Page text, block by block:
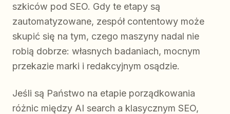
szkiców pod SEO. Gdy te etapy są
zautomatyzowane, zespół contentowy może
skupić się na tym, czego maszyny nadal nie
robią dobrze: własnych badaniach, mocnym
przekazie marki i redakcyjnym osądzie.
Jeśli są Państwo na etapie porządkowania
różnic między AI search a klasycznym SEO,